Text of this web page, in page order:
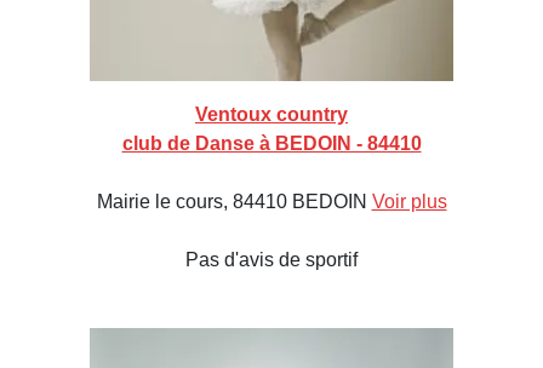
Ventoux country
club de Danse à BEDOIN - 84410
Mairie le cours, 84410 BEDOIN Voir plus
Pas d'avis de sportif